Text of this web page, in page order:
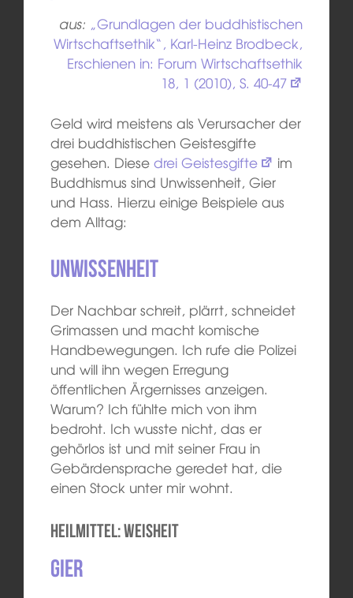
aus: „Grundlagen der buddhistischen
Wirtschaftsethik“, Karl-Heinz Brodbeck,
Erschienen in: Forum Wirtschaftsethik
18, 1 (2010), S. 40-47
Geld wird meistens als Verursacher der
drei buddhistischen Geistesgifte
gesehen. Diese drei Geistesgifte
im
Buddhismus sind Unwissenheit, Gier
und Hass. Hierzu einige Beispiele aus
dem Alltag:
Unwissenheit
Der Nachbar schreit, plärrt, schneidet
Grimassen und macht komische
Handbewegungen. Ich rufe die Polizei
und will ihn wegen Erregung
öffentlichen Ärgernisses anzeigen.
Warum? Ich fühlte mich von ihm
bedroht. Ich wusste nicht, das er
gehörlos ist und mit seiner Frau in
Gebärdensprache geredet hat, die
einen Stock unter mir wohnt.
Heilmittel: Weisheit
Gier